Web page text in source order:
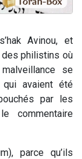
Avinou, et
philistins où
se
qui avaient été
par les
commentaire
parce qu’ils